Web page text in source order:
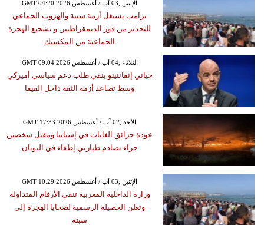
GMT 04:20 2026 الإثنين ,03 آب / أغسطس
ترامب يستغل أزمة سبتة والهروب الجماعي
للتحذير من فوز الديمقراطيين و تشجيع الهحرة
الجماعية من المكسيك
GMT 09:04 2026 الثلاثاء ,04 آب / أغسطس
جياني إنفانتينو ينفي طلب دعم سياسي أميركي
وسط تصاعد أزمة الثقة داخل الفيفا
GMT 17:33 2026 الأحد ,02 آب / أغسطس
عودة حرائق الغابات في إسبانيا ومقتل شخصين
جراء تصادم طيارتي إطفاء في اليونان
GMT 10:29 2026 الإثنين ,03 آب / أغسطس
وزارة الداخلية المغربية تنفي الأرقام المتداولة
وتعلن الحصيلة الرسمية لضحايا الهجرة إلى
سبتة